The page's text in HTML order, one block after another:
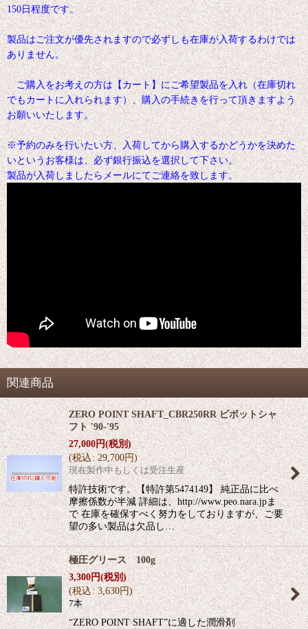
150日程度です。
製品はご注文が優先されますので必ずしも在庫が入荷するわけでは
ありません。
ご購入をお考えの方は【カート】にご希望製品を入れ（在庫切れ
でもカートに入れられます）、購入の手続きを行って頂きますよう
お願いいたします。
※予約のみを行いたい方、入荷してから購入するかどうかを決めた
いというお客様は、必ず銀行振込を選択して下さい。
製品が入荷しましたらメールにてご連絡を致します。
関連商品
ZERO POINT SHAFT_CBR250RR ピボットシャ
フト '90-'95
27,000円(税別)
(税込: 29,700円)
現在製作中もしくは受注生産
特許技術です。【特許第5474149】 純正品に比べ
摩擦係数が半減 詳細は、http://www.peo.nara.jpま
で 在庫を確保すべく努力をしておりますが、ご要
望の多い製品は欠品し…
極圧グリース 100g
3,300円(税別)
(税込: 3,630円)
7本
“ZERO POINT SHAFT”に適した潤滑剤